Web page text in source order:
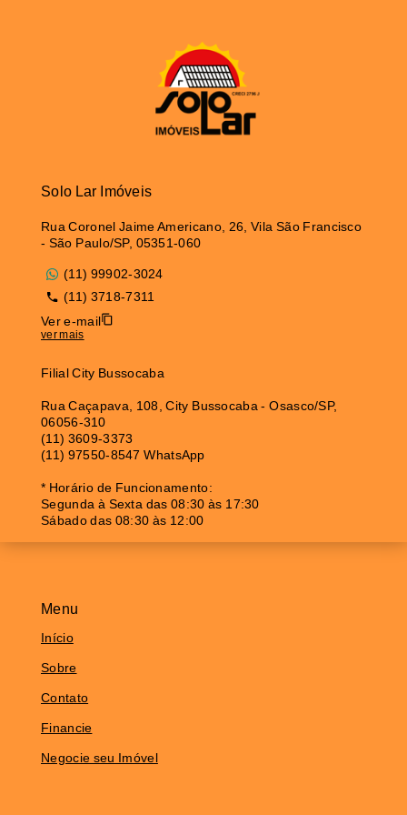
Menu
Início
Sobre
Contato
Financie
Negocie seu Imóvel
Solo Lar Imóveis
Rua Coronel Jaime Americano, 26, Vila São Francisco
- São Paulo/SP, 05351-060
(11) 99902-3024
(11) 3718-7311
Ver e-mail
ver mais
Filial City Bussocaba
Rua Caçapava, 108, City Bussocaba - Osasco/SP,
06056-310
(11) 3609-3373
(11) 97550-8547 WhatsApp
* Horário de Funcionamento:
Segunda à Sexta das 08:30 às 17:30
Sábado das 08:30 às 12:00